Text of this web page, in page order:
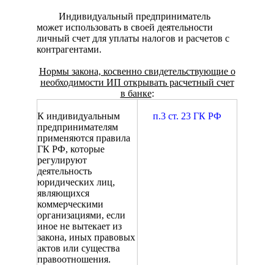
Индивидуальный предприниматель
может использовать в своей деятельности
личный счет для уплаты налогов и расчетов с
контрагентами.
Нормы закона, косвенно свидетельствующие о
необходимости ИП открывать расчетный счет
в банке:
К индивидуальным
предпринимателям
применяются правила
ГК РФ, которые
регулируют
деятельность
юридических лиц,
являющихся
коммерческими
организациями, если
иное не вытекает из
закона, иных правовых
актов или существа
правоотношения.
п.3 ст. 23 ГК РФ